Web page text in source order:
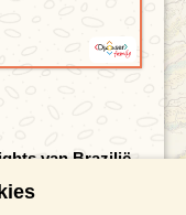
van Brazilië
Buenos